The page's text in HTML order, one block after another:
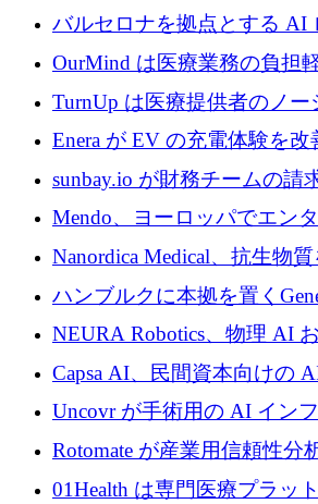
た 10 社
バルセロナを拠点とする AI
Theker が 8,500 万ドルを調達
OurMind は医療業務の負担
ロを寄付
TurnUp は医療提供者のノー
するために 200 万ユーロを
Enera が EV の充電体験を改
万ドルを調達
sunbay.io が財務チームの請
するために 55 万ユーロを調
Mendo、ヨーロッパでエン
入を拡大するために 1,200
Nanordica Medical、抗生物
傷治療薬を市場に投入する
ロを調達
ハンブルクに本拠を置く
Partnersが5,000万ユーロの
NEURA Robotics、物理 AI
ブ ロボティクス プラットフ
ためにシリーズ C で最大 14
Capsa AI、民間資本向けの
ムを拡大するために 1,800
Uncovr が手術用の AI イン
を構築するために 700 万ド
Rotomate が産業用信頼性分
めに 210 万ユーロを調達
01Health は専門医療プラッ